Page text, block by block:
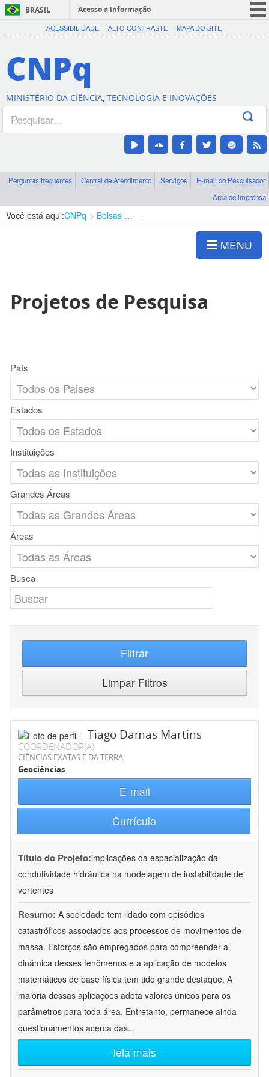
BRASIL
Acesso à informação
CORONAVÍRUS (COVID-19)
Canais
ACESSIBILIDADE ALTO CONTRASTE MAPA DO SITE
CNPq
MINISTÉRIO DA CIÊNCIA, TECNOLOGIA E INOVAÇÕES
Perguntas frequentes Central de Atendimento Serviços
E-mail do Pesquisador
Área de imprensa
Você está aqui:CNPq Bolsas e Auxílios Vigentes
MENU
Projetos de Pesquisa
País
Estados
Instituições
Grandes Áreas
Áreas
Busca
Filtrar
Limpar Filtros
Tiago Damas Martins
COORDENADOR(A)
CIÊNCIAS EXATAS E DA TERRA
Geociências
E-mail
Currículo
Título do Projeto:implicações da espacialização da
condutividade hidráulica na modelagem de instabilidade de
vertentes
Resumo: A sociedade tem lidado com episódios
catastróficos associados aos processos de movimentos de
massa. Esforços são empregados para compreender a
dinâmica desses fenômenos e a aplicação de modelos
matemáticos de base física tem tido grande destaque. A
maioria dessas aplicações adota valores únicos para os
parâmetros para toda área. Entretanto, permanece ainda
questionamentos acerca das...
leia mais